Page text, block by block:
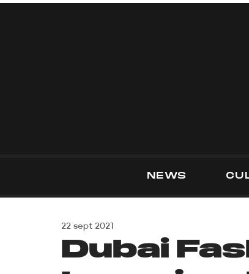
NEWS
Dubai
22 sept 2021